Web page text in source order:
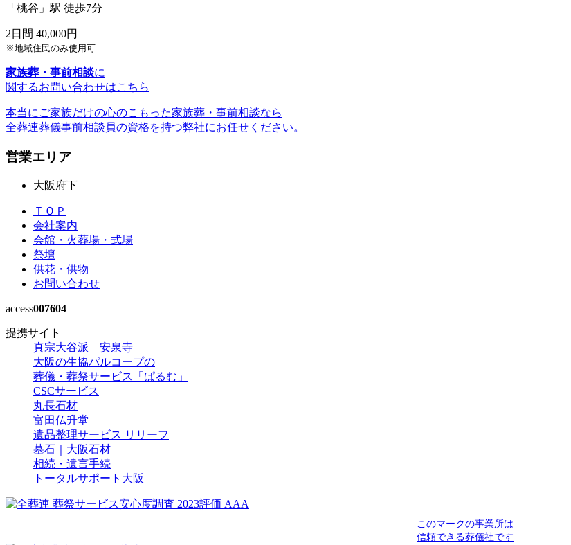
「桃谷」駅 徒歩7分
2日間 40,000円
※地域住民のみ使用可
家族葬・事前相談に
関するお問い合わせはこちら
本当にご家族だけの心のこもった家族葬・事前相談なら
全葬連葬儀事前相談員の資格を持つ弊社にお任せください。
営業エリア
大阪府下
ＴＯＰ
会社案内
会館・火葬場・式場
祭壇
供花・供物
お問い合わせ
access007604
提携サイト
真宗大谷派 安泉寺
大阪の生協パルコープの
葬儀・葬祭サービス「ぱるむ」
CSCサービス
丸長石材
富田仏升堂
遺品整理サービス リリーフ
墓石｜大阪石材
相続・遺言手続
トータルサポート大阪
このマークの事業所は
信頼できる葬儀社です